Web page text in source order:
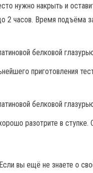
нужно накрыть и
часов. Время подъёма
приготовления
разотрите в ступке.
вы ещё не знаете о